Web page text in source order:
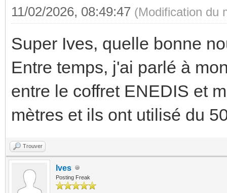
11/02/2026, 08:49:47 (Modification du
Super Ives, quelle bonne
Entre temps, j'ai parlé à
entre le coffret ENEDIS et
mètres et ils ont utilisé du
Trouver
Ives
Posting Freak